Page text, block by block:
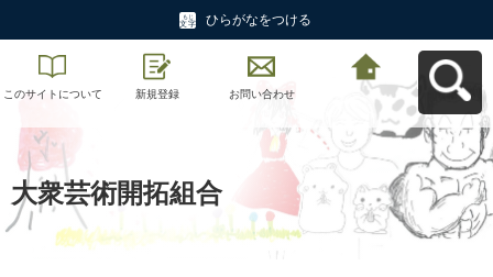
ひらがなをつける
このサイトについて 新規登録 お問い合わせ
あだち協働パートナ
ーサイトへ戻る
大衆芸術開拓組合